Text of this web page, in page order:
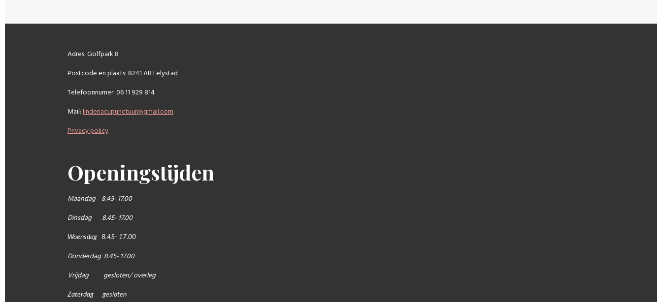
Adres: Golfpark 8
Postcode en plaats: 8241 AB Lelystad
Telefoonnumer: 06 11 929 814
Mail:lindenacupunctuur@gmail.com
Privacy policy
Openingstijden
Maandag 8.45- 17.00
Dinsdag 8.45- 17.00
Woensdag 8.45- 17.00
Donderdag 8.45- 17.00
Vrijdag gesloten/ overleg
Zaterdag gesloten